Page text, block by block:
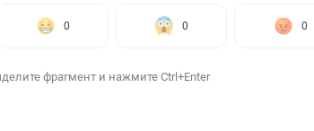
0 0 0
фрагмент и нажмите Ctrl+Enter